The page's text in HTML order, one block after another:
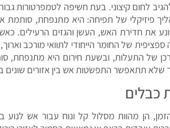
לחום קיצוני. בעת חשיפה לטמפרטורות
פיזיקלי של תפיחה: היא מתנפחת,
את חדירת האש, העשן והגזים הרעילים.
של החומר הייחודי לתוואי מורכב וארוך,
של התעלות, ובשעת חירום היא מתנפחת,
שלא תתאפשר התפשטות אש בין אזורים שונים
כבלים
הן מהוות מסלול קל ונוח עבור אש לנוע